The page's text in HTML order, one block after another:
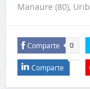
Manaure (80),
Comparte 0
Comparte